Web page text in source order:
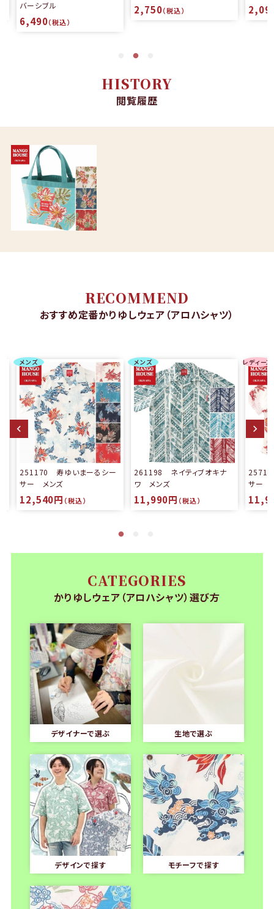
2,750 2,090（税込）
HISTORY
閲覧履歴
RECOMMEND
おすすめ定番かりゆしウェア（アロハシャツ）
メンズ
251170 寿ゆいまーるシー
サー メンズ
12,540円 （税込）
メンズ
261198 ネイティブオキナ
ワ メンズ
11,990円 （税込）
レディース
サー
CATEGORIES
かりゆしウェア（アロハシャツ）選び方
デザイナーで選ぶ 生地で選ぶ
デザインで探す モチーフで探す